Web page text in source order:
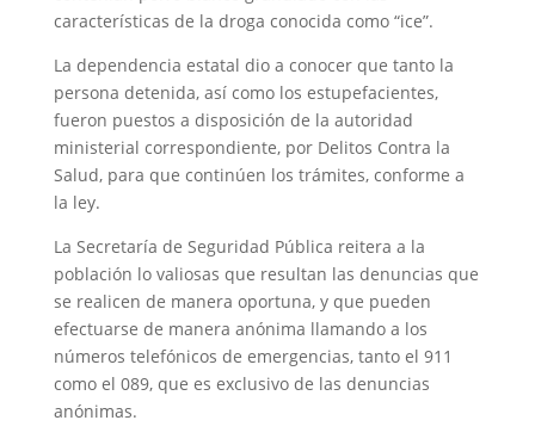
características de la droga conocida como “ice”.
La dependencia estatal dio a conocer que tanto la
persona detenida, así como los estupefacientes,
fueron puestos a disposición de la autoridad
ministerial correspondiente, por Delitos Contra la
Salud, para que continúen los trámites, conforme a
la ley.
La Secretaría de Seguridad Pública reitera a la
población lo valiosas que resultan las denuncias que
se realicen de manera oportuna, y que pueden
efectuarse de manera anónima llamando a los
números telefónicos de emergencias, tanto el 911
como el 089, que es exclusivo de las denuncias
anónimas.